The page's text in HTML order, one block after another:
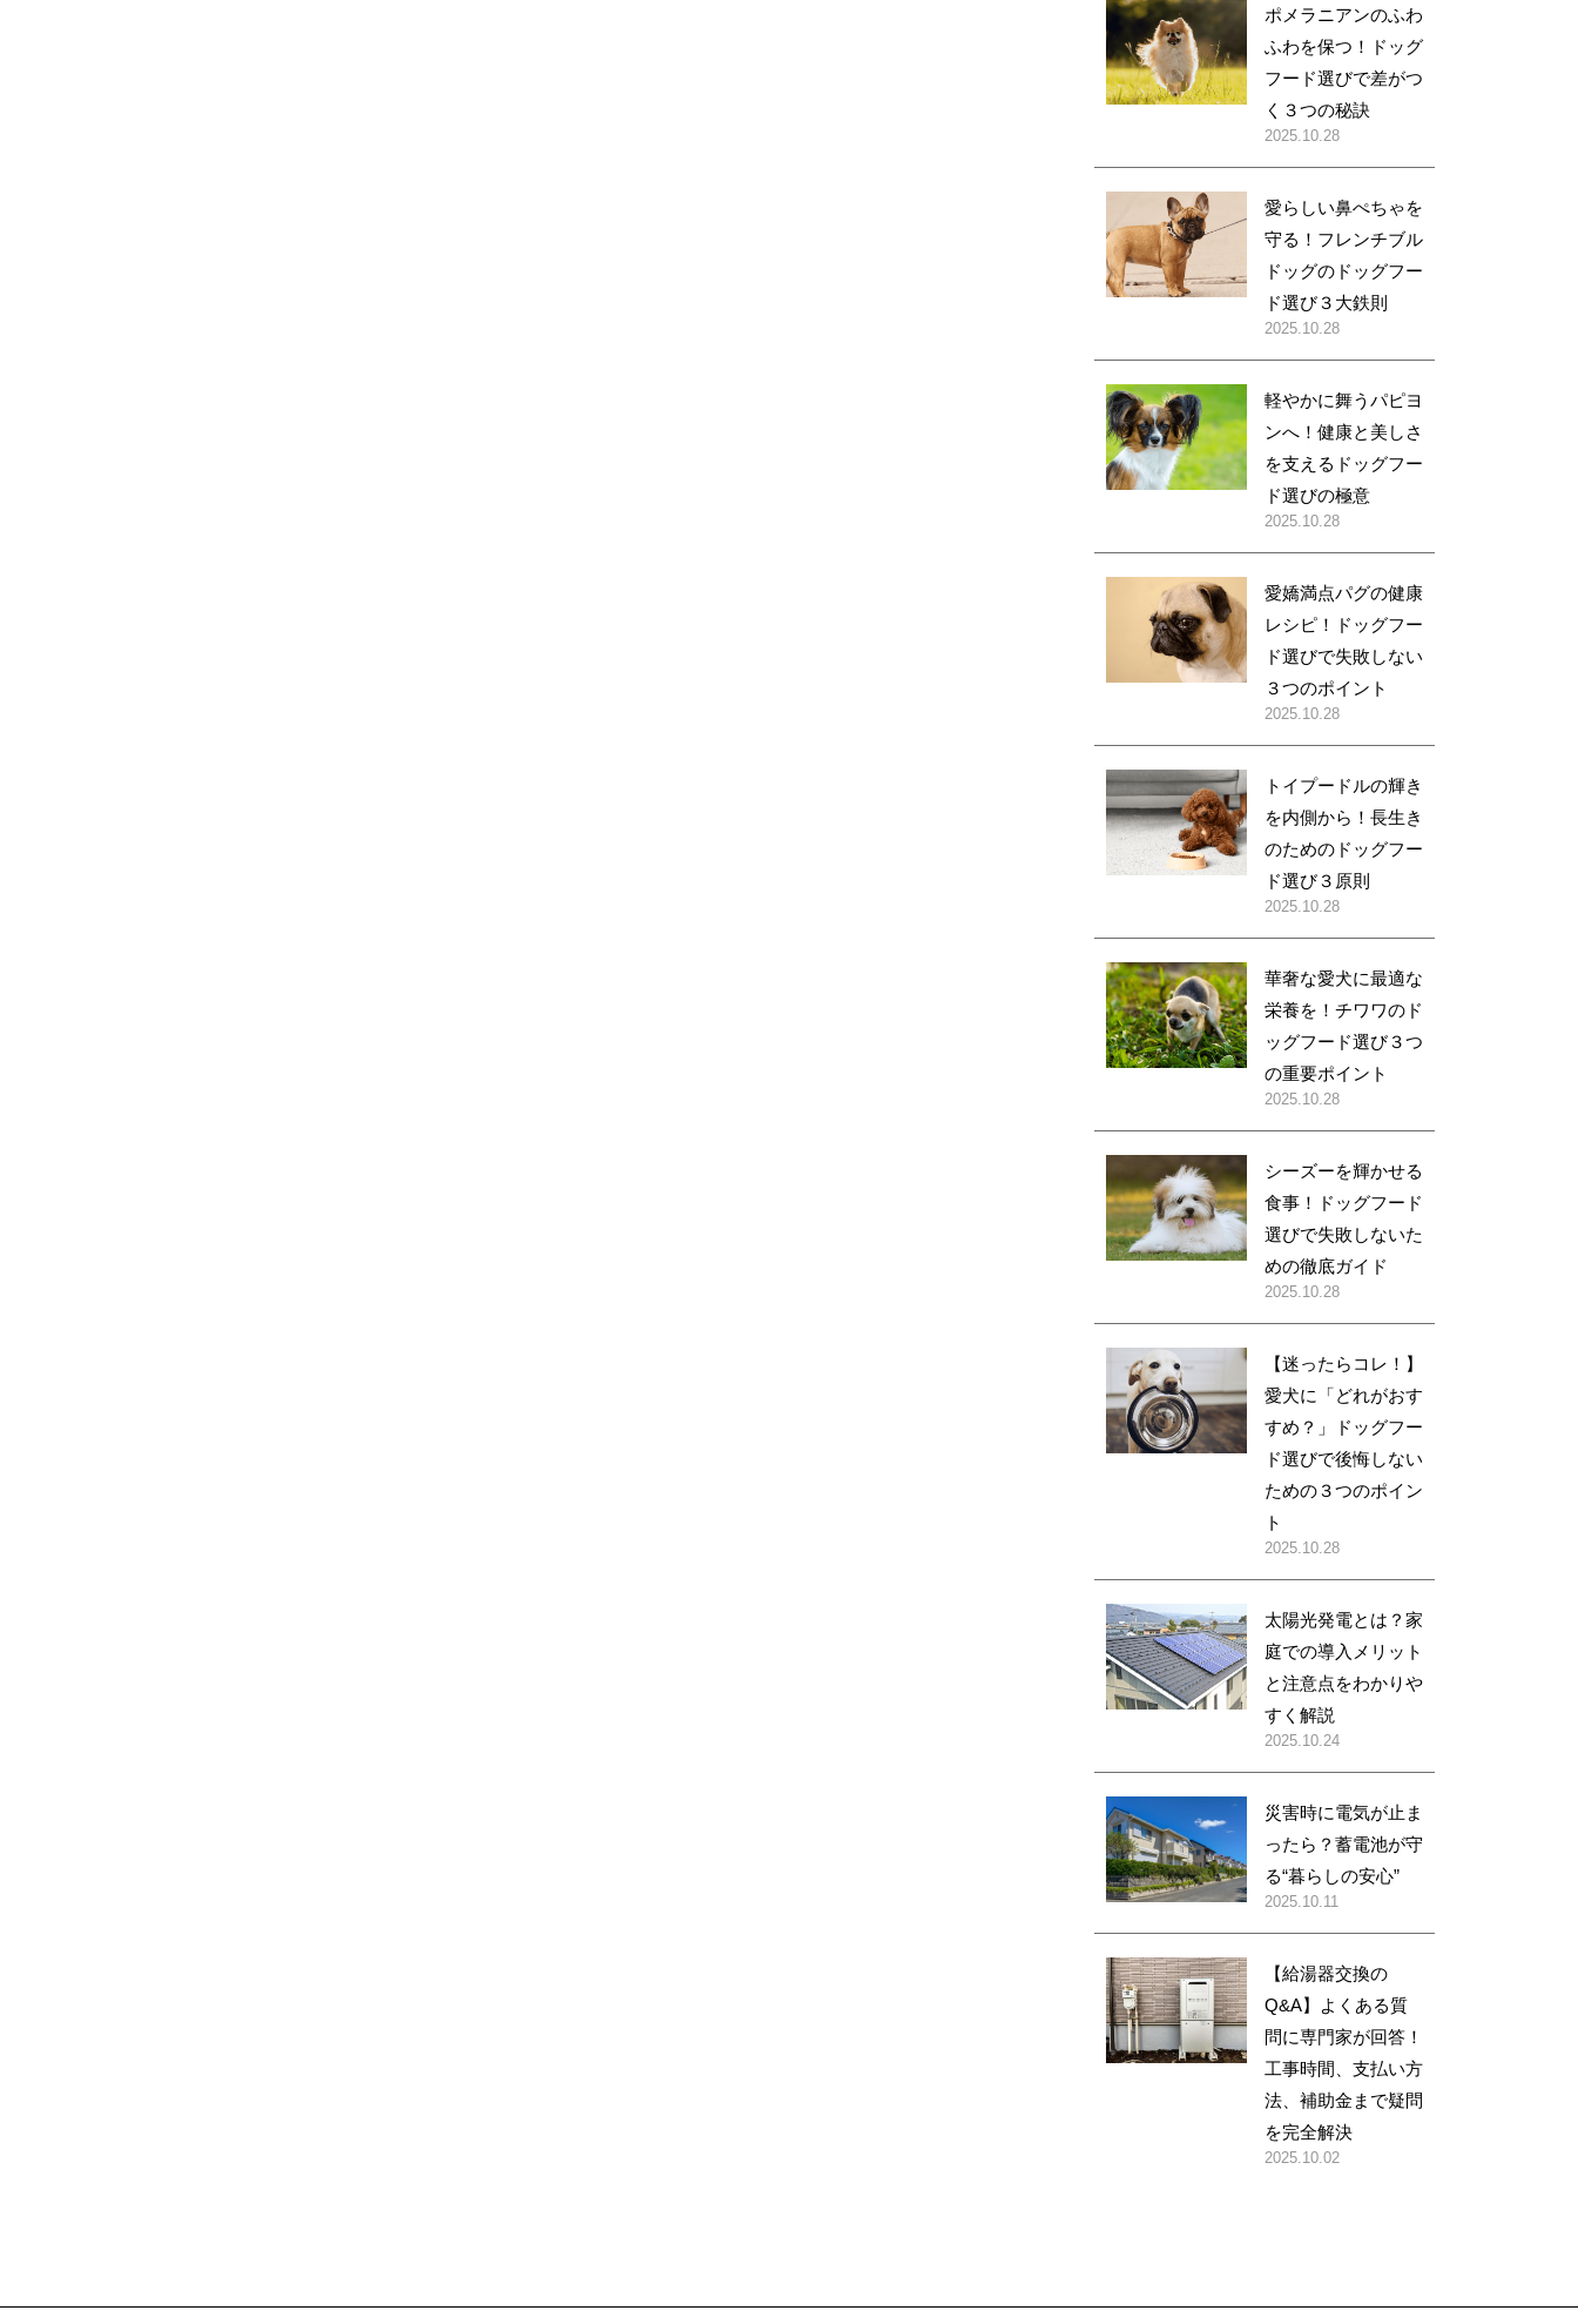
ポメラニアンのふわ
ふわを保つ！ドッグ
フード選びで差がつ
く３つの秘訣
2025.10.28
愛らしい鼻ぺちゃを
守る！フレンチブル
ドッグのドッグフー
ド選び３大鉄則
2025.10.28
軽やかに舞うパピヨ
ンへ！健康と美しさ
を支えるドッグフー
ド選びの極意
2025.10.28
愛嬌満点パグの健康
レシピ！ドッグフー
ド選びで失敗しない
３つのポイント
2025.10.28
トイプードルの輝き
を内側から！長生き
のためのドッグフー
ド選び３原則
2025.10.28
華奢な愛犬に最適な
栄養を！チワワのド
ッグフード選び３つ
の重要ポイント
2025.10.28
シーズーを輝かせる
食事！ドッグフード
選びで失敗しないた
めの徹底ガイド
2025.10.28
【迷ったらコレ！】
愛犬に「どれがおす
すめ？」ドッグフー
ド選びで後悔しない
ための３つのポイン
ト
2025.10.28
太陽光発電とは？家
庭での導入メリット
と注意点をわかりや
すく解説
2025.10.24
災害時に電気が止ま
ったら？蓄電池が守
る“暮らしの安心”
2025.10.11
【給湯器交換の
Q&A】よくある質
問に専門家が回答！
工事時間、支払い方
法、補助金まで疑問
を完全解決
2025.10.02